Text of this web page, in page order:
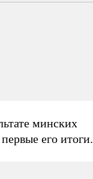
минских
его итоги.